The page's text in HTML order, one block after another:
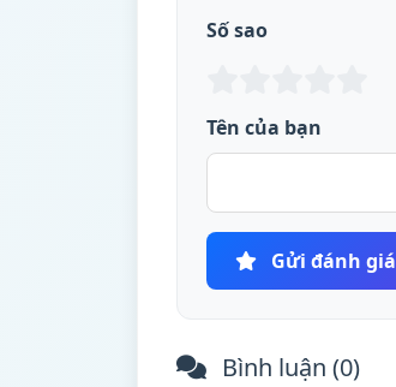
Số sao
Tên của bạn
Gửi đánh giá
Bình luận (0)